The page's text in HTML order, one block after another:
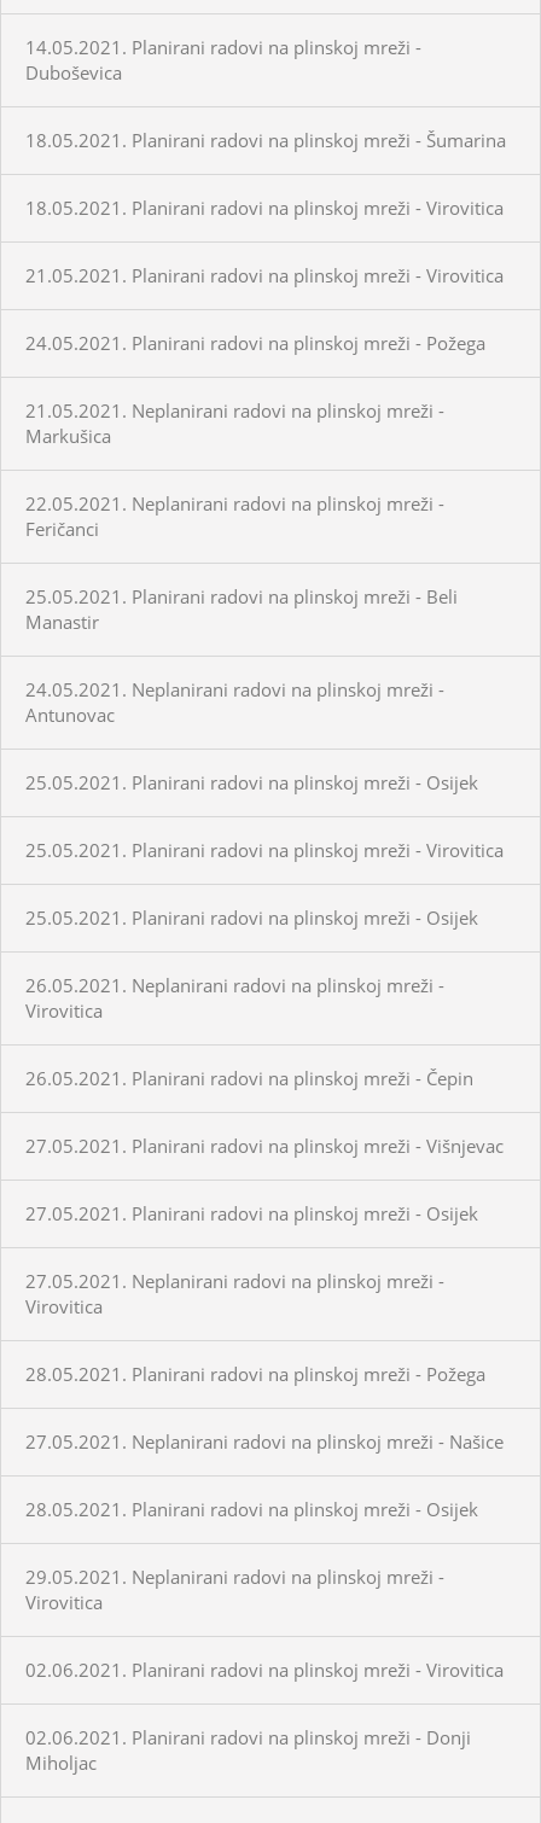
14.05.2021. Planirani radovi na plinskoj mreži -
Duboševica
18.05.2021. Planirani radovi na plinskoj mreži - Šumarina
18.05.2021. Planirani radovi na plinskoj mreži - Virovitica
21.05.2021. Planirani radovi na plinskoj mreži - Virovitica
24.05.2021. Planirani radovi na plinskoj mreži - Požega
21.05.2021. Neplanirani radovi na plinskoj mreži -
Markušica
22.05.2021. Neplanirani radovi na plinskoj mreži -
Feričanci
25.05.2021. Planirani radovi na plinskoj mreži - Beli
Manastir
24.05.2021. Neplanirani radovi na plinskoj mreži -
Antunovac
25.05.2021. Planirani radovi na plinskoj mreži - Osijek
25.05.2021. Planirani radovi na plinskoj mreži - Virovitica
25.05.2021. Planirani radovi na plinskoj mreži - Osijek
26.05.2021. Neplanirani radovi na plinskoj mreži -
Virovitica
26.05.2021. Planirani radovi na plinskoj mreži - Čepin
27.05.2021. Planirani radovi na plinskoj mreži - Višnjevac
27.05.2021. Planirani radovi na plinskoj mreži - Osijek
27.05.2021. Neplanirani radovi na plinskoj mreži -
Virovitica
28.05.2021. Planirani radovi na plinskoj mreži - Požega
27.05.2021. Neplanirani radovi na plinskoj mreži - Našice
28.05.2021. Planirani radovi na plinskoj mreži - Osijek
29.05.2021. Neplanirani radovi na plinskoj mreži -
Virovitica
02.06.2021. Planirani radovi na plinskoj mreži - Virovitica
02.06.2021. Planirani radovi na plinskoj mreži - Donji
Miholjac